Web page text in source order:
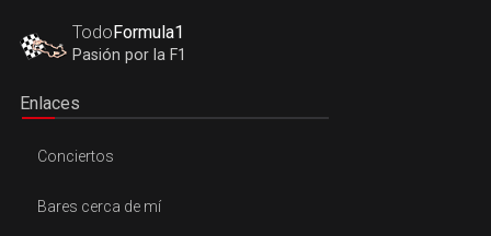
Todo Formula1
Pasión por la F1
Enlaces
Conciertos
Bares cerca de mí